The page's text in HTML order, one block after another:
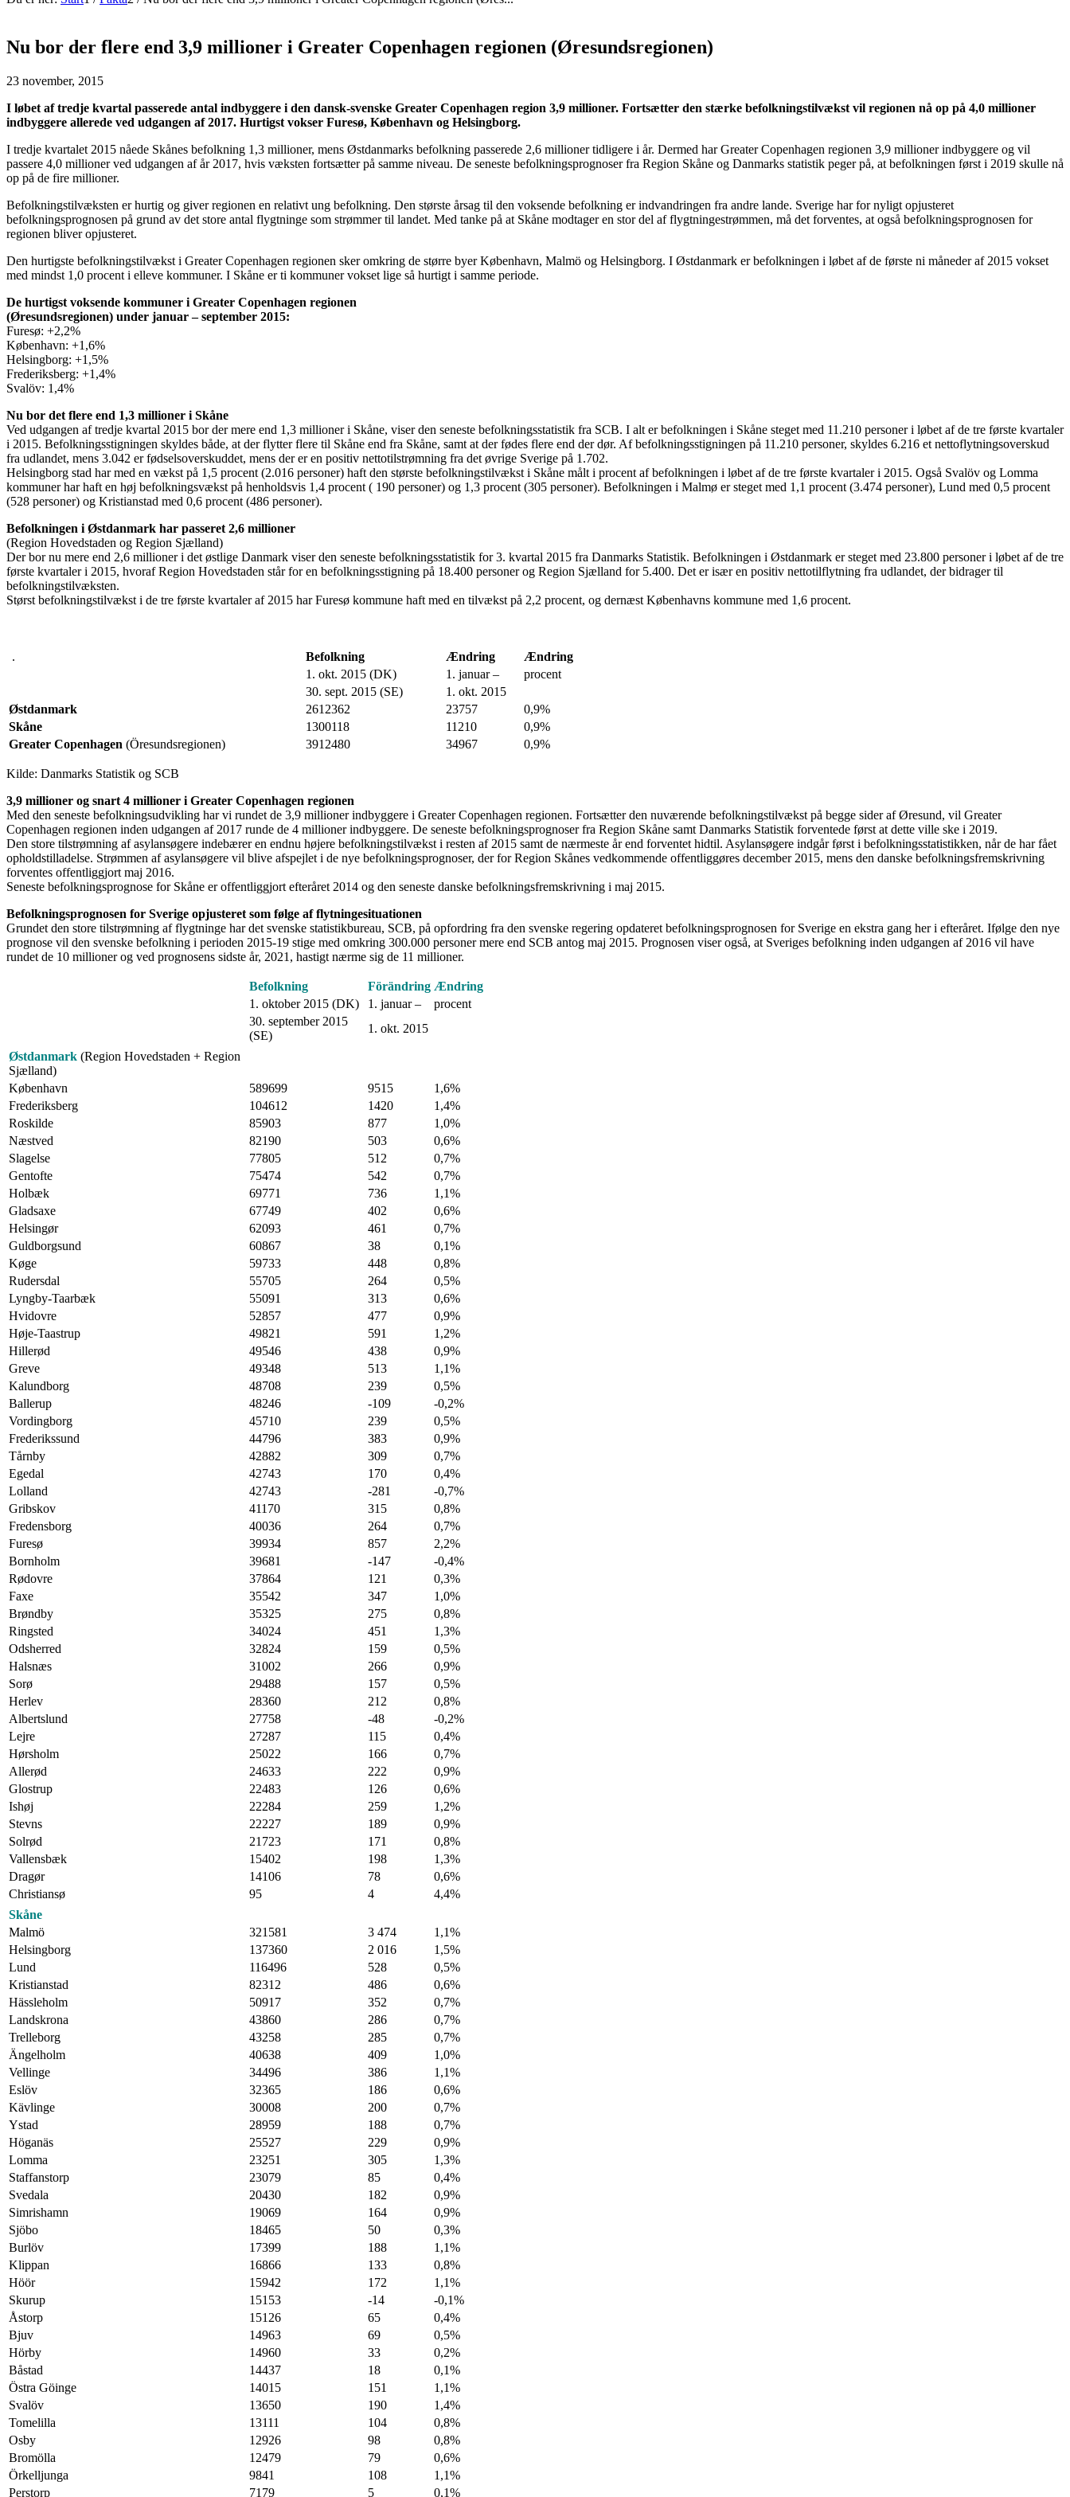
Nu bor der flere end 3,9 millioner i Greater Copenhagen regionen (Øresundsregionen)
23 november, 2015
I løbet af tredje kvartal passerede antal indbyggere i den dansk-svenske Greater Copenhagen region 3,9 millioner. Fortsætter den stærke befolkningstilvækst vil regionen nå op på 4,0 millioner
indbyggere allerede ved udgangen af 2017. Hurtigst vokser Furesø, København og Helsingborg.
I tredje kvartalet 2015 nåede Skånes befolkning 1,3 millioner, mens Østdanmarks befolkning passerede 2,6 millioner tidligere i år. Dermed har Greater Copenhagen regionen 3,9 millioner indbyggere og vil
passere 4,0 millioner ved udgangen af år 2017, hvis væksten fortsætter på samme niveau. De seneste befolkningsprognoser fra Region Skåne og Danmarks statistik peger på, at befolkningen først i 2019 skulle nå
op på de fire millioner.
Befolkningstilvæksten er hurtig og giver regionen en relativt ung befolkning. Den største årsag til den voksende befolkning er indvandringen fra andre lande. Sverige har for nyligt opjusteret
befolkningsprognosen på grund av det store antal flygtninge som strømmer til landet. Med tanke på at Skåne modtager en stor del af flygtningestrømmen, må det forventes, at også befolkningsprognosen for
regionen bliver opjusteret.
Den hurtigste befolkningstilvækst i Greater Copenhagen regionen sker omkring de større byer København, Malmö og Helsingborg. I Østdanmark er befolkningen i løbet af de første ni måneder af 2015 vokset
med mindst 1,0 procent i elleve kommuner. I Skåne er ti kommuner vokset lige så hurtigt i samme periode.
De hurtigst voksende kommuner i Greater Copenhagen regionen
(Øresundsregionen) under januar – september 2015:
Furesø: +2,2%
København: +1,6%
Helsingborg: +1,5%
Frederiksberg: +1,4%
Svalöv: 1,4%
Nu bor det flere end 1,3 millioner i Skåne
Ved udgangen af tredje kvartal 2015 bor der mere end 1,3 millioner i Skåne, viser den seneste befolkningsstatistik fra SCB. I alt er befolkningen i Skåne steget med 11.210 personer i løbet af de tre første kvartaler
i 2015. Befolkningsstigningen skyldes både, at der flytter flere til Skåne end fra Skåne, samt at der fødes flere end der dør. Af befolkningsstigningen på 11.210 personer, skyldes 6.216 et nettoflytningsoverskud
fra udlandet, mens 3.042 er fødselsoverskuddet, mens der er en positiv nettotilstrømning fra det øvrige Sverige på 1.702.
Helsingborg stad har med en vækst på 1,5 procent (2.016 personer) haft den største befolkningstilvækst i Skåne målt i procent af befolkningen i løbet af de tre første kvartaler i 2015. Også Svalöv og Lomma
kommuner har haft en høj befolkningsvækst på henholdsvis 1,4 procent ( 190 personer) og 1,3 procent (305 personer). Befolkningen i Malmø er steget med 1,1 procent (3.474 personer), Lund med 0,5 procent
(528 personer) og Kristianstad med 0,6 procent (486 personer).
Befolkningen i Østdanmark har passeret 2,6 millioner
(Region Hovedstaden og Region Sjælland)
Der bor nu mere end 2,6 millioner i det østlige Danmark viser den seneste befolkningsstatistik for 3. kvartal 2015 fra Danmarks Statistik. Befolkningen i Østdanmark er steget med 23.800 personer i løbet af de tre
første kvartaler i 2015, hvoraf Region Hovedstaden står for en befolkningsstigning på 18.400 personer og Region Sjælland for 5.400. Det er især en positiv nettotilflytning fra udlandet, der bidrager til
befolkningstilvæksten.
Størst befolkningstilvækst i de tre første kvartaler af 2015 har Furesø kommune haft med en tilvækst på 2,2 procent, og dernæst Københavns kommune med 1,6 procent.
. Befolkning Ændring
Ændring
1. okt. 2015 (DK)
1. januar –
procent
30. sept. 2015 (SE)
1. okt. 2015
Østdanmark
2612362 23757
0,9%
Skåne
1300118 11210
0,9%
Greater Copenhagen (Öresundsregionen) 3912480 34967 0,9%
Kilde: Danmarks Statistik og SCB
3,9 millioner og snart 4 millioner i Greater Copenhagen regionen
Med den seneste befolkningsudvikling har vi rundet de 3,9 millioner indbyggere i Greater Copenhagen regionen. Fortsætter den nuværende befolkningstilvækst på begge sider af Øresund, vil Greater
Copenhagen regionen inden udgangen af 2017 runde de 4 millioner indbyggere. De seneste befolkningsprognoser fra Region Skåne samt Danmarks Statistik forventede først at dette ville ske i 2019.
Den store tilstrømning af asylansøgere indebærer en endnu højere befolkningstilvækst i resten af 2015 samt de nærmeste år end forventet hidtil. Asylansøgere indgår først i befolkningsstatistikken, når de har fået
opholdstilladelse. Strømmen af asylansøgere vil blive afspejlet i de nye befolkningsprognoser, der for Region Skånes vedkommende offentliggøres december 2015, mens den danske befolkningsfremskrivning
forventes offentliggjort maj 2016.
Seneste befolkningsprognose for Skåne er offentliggjort efteråret 2014 og den seneste danske befolkningsfremskrivning i maj 2015.
Befolkningsprognosen for Sverige opjusteret som følge af flytningesituationen
Grundet den store tilstrømning af flygtninge har det svenske statistikbureau, SCB, på opfordring fra den svenske regering opdateret befolkningsprognosen for Sverige en ekstra gang her i efteråret. Ifølge den nye
prognose vil den svenske befolkning i perioden 2015-19 stige med omkring 300.000 personer mere end SCB antog maj 2015. Prognosen viser også, at Sveriges befolkning inden udgangen af 2016 vil have
rundet de 10 millioner og ved prognosens sidste år, 2021, hastigt nærme sig de 11 millioner.
Befolkning Förändring Ændring
1. oktober 2015 (DK) 1. januar –
procent
30. september 2015
(SE)
1. okt. 2015
Østdanmark (Region Hovedstaden + Region
Sjælland)
København
589699 9515
1,6%
Frederiksberg
104612 1420
1,4%
Roskilde
85903 877
1,0%
Næstved
82190 503
0,6%
Slagelse
77805 512
0,7%
Gentofte
75474 542
0,7%
Holbæk
69771 736
1,1%
Gladsaxe
67749 402
0,6%
Helsingør
62093 461
0,7%
Guldborgsund
60867 38
0,1%
Køge
59733 448
0,8%
Rudersdal
55705 264
0,5%
Lyngby-Taarbæk
55091 313
0,6%
Hvidovre
52857 477
0,9%
Høje-Taastrup
49821 591
1,2%
Hillerød
49546 438
0,9%
Greve
49348 513
1,1%
Kalundborg
48708 239
0,5%
Ballerup
48246 -109
-0,2%
Vordingborg
45710 239
0,5%
Frederikssund
44796 383
0,9%
Tårnby
42882 309
0,7%
Egedal
42743 170
0,4%
Lolland
42743 -281
-0,7%
Gribskov
41170 315
0,8%
Fredensborg
40036 264
0,7%
Furesø
39934 857
2,2%
Bornholm
39681 -147
-0,4%
Rødovre
37864 121
0,3%
Faxe
35542 347
1,0%
Brøndby
35325 275
0,8%
Ringsted
34024 451
1,3%
Odsherred
32824 159
0,5%
Halsnæs
31002 266
0,9%
Sorø
29488 157
0,5%
Herlev
28360 212
0,8%
Albertslund
27758 -48
-0,2%
Lejre
27287 115
0,4%
Hørsholm
25022 166
0,7%
Allerød
24633 222
0,9%
Glostrup
22483 126
0,6%
Ishøj
22284 259
1,2%
Stevns
22227 189
0,9%
Solrød
21723 171
0,8%
Vallensbæk
15402 198
1,3%
Dragør
14106 78
0,6%
Christiansø
95 4
4,4%
Skåne
Malmö
321581 3 474
1,1%
Helsingborg
137360 2 016
1,5%
Lund
116496 528
0,5%
Kristianstad
82312 486
0,6%
Hässleholm
50917 352
0,7%
Landskrona
43860 286
0,7%
Trelleborg
43258 285
0,7%
Ängelholm
40638 409
1,0%
Vellinge
34496 386
1,1%
Eslöv
32365 186
0,6%
Kävlinge
30008 200
0,7%
Ystad
28959 188
0,7%
Höganäs
25527 229
0,9%
Lomma
23251 305
1,3%
Staffanstorp
23079 85
0,4%
Svedala
20430 182
0,9%
Simrishamn
19069 164
0,9%
Sjöbo
18465 50
0,3%
Burlöv
17399 188
1,1%
Klippan
16866 133
0,8%
Höör
15942 172
1,1%
Skurup
15153 -14
-0,1%
Åstorp
15126 65
0,4%
Bjuv
14963 69
0,5%
Hörby
14960 33
0,2%
Båstad
14437 18
0,1%
Östra Göinge
14015 151
1,1%
Svalöv
13650 190
1,4%
Tomelilla
13111 104
0,8%
Osby
12926 98
0,8%
Bromölla
12479 79
0,6%
Örkelljunga
9841 108
1,1%
Perstorp
7179 5 0,1%